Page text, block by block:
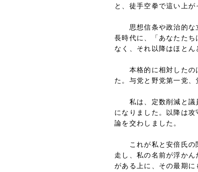
と、徒手空拳で這い上が
思想信条や政治的な
長時代に、「あなたた
なく、それ以降はほとん
本格的に相対したの
た。与党と野党第一党
私は、定数削減と議員
になりました。以降は
論を交わしました。
これが私と安倍氏の関
走し、私の名前が浮か
がある上に、その最期